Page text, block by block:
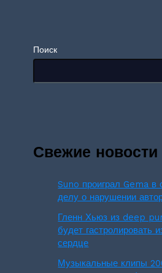
Поиск
Свежие новости
Suno проиграл Gema
делу о нарушении
Гленн Хьюз из deep
будет гастролировать
сердце
Музыкальные клипы